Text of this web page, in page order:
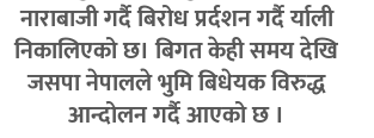
नाराबाजी गर्दै बिरोध प्रर्दशन गर्दै र्याली
निकालिएको छ। बिगत केही समय देखि
जसपा नेपालले भुमि बिधेयक विरुद्ध
आन्दोलन गर्दै आएको छ ।